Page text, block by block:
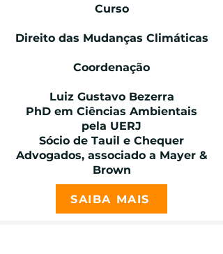
Curso
Direito das Mudanças Climáticas
Coordenação
Luiz Gustavo Bezerra
PhD em Ciências Ambientais
pela UERJ
Sócio de Tauil e Chequer
Advogados, associado a Mayer &
Brown
SAIBA MAIS